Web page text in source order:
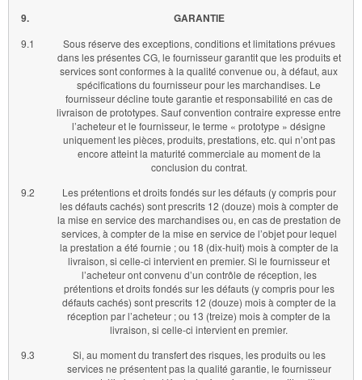
9. GARANTIE
9.1
Sous réserve des exceptions, conditions et limitations prévues
dans les présentes CG, le fournisseur garantit que les produits et
services sont conformes à la qualité convenue ou, à défaut, aux
spécifications du fournisseur pour les marchandises. Le
fournisseur décline toute garantie et responsabilité en cas de
livraison de prototypes. Sauf convention contraire expresse entre
l’acheteur et le fournisseur, le terme « prototype » désigne
uniquement les pièces, produits, prestations, etc. qui n’ont pas
encore atteint la maturité commerciale au moment de la
conclusion du contrat.
9.2
Les prétentions et droits fondés sur les défauts (y compris pour
les défauts cachés) sont prescrits 12 (douze) mois à compter de
la mise en service des marchandises ou, en cas de prestation de
services, à compter de la mise en service de l’objet pour lequel
la prestation a été fournie ; ou 18 (dix-huit) mois à compter de la
livraison, si celle-ci intervient en premier. Si le fournisseur et
l’acheteur ont convenu d’un contrôle de réception, les
prétentions et droits fondés sur les défauts (y compris pour les
défauts cachés) sont prescrits 12 (douze) mois à compter de la
réception par l’acheteur ; ou 13 (treize) mois à compter de la
livraison, si celle-ci intervient en premier.
9.3
Si, au moment du transfert des risques, les produits ou les
services ne présentent pas la qualité garantie, le fournisseur